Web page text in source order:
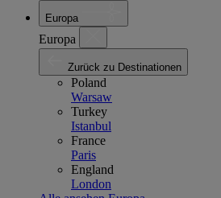
Europa
Europa
Zurück zu Destinationen
Poland
Warsaw
Turkey
Istanbul
France
Paris
England
London